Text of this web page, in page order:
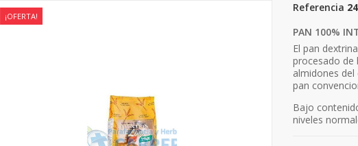
¡OFERTA!
Referencia
PAN 100%
El pan
procesado de
almidones
pan
Bajo
niveles